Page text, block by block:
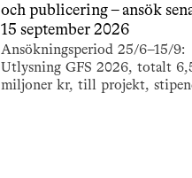
och publicering – ansök
15 september 2026
Ansökningsperiod 25/6–15/9:
Utlysning GFS 2026, totalt
miljoner kr, till projekt,